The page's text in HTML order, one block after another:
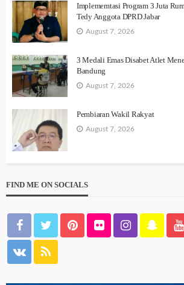
Implememtasi Program 3 Juta
Tedy Anggota DPRD Jabar
August 7, 2026
3 Medali Emas Disabet Atlet
Bandung
August 7, 2026
Pembiaran Wakil Rakyat
August 7, 2026
FIND ME ON SOCIALS